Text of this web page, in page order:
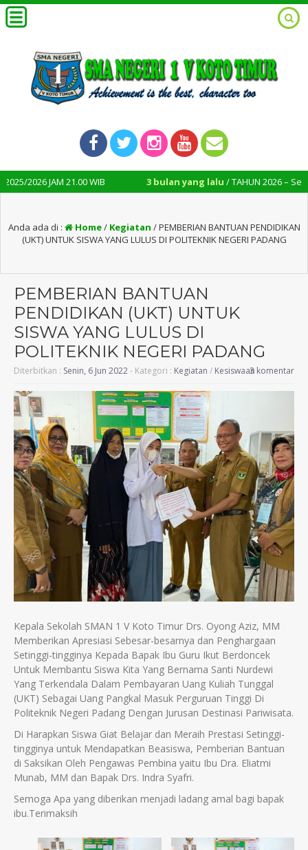
21.00 WIB 3 bulan yang lalu/ TAHUN 2026 – Selamat
Anda ada di : Home/ Kegiatan /PEMBERIAN BANTUAN PENDIDIKAN
(UKT) UNTUK SISWA YANG LULUS DI POLITEKNIK NEGERI PADANG
PEMBERIAN BANTUAN
PENDIDIKAN (UKT) UNTUK
SISWA YANG LULUS DI
POLITEKNIK NEGERI PADANG
Diterbitkan : Senin, 6 Jun 2022- Kategori : Kegiatan / Kesiswaan3 komentar
Kepala Sekolah SMAN 1 V Koto Timur Drs. Oyong Aziz, MM
Memberikan Apresiasi Sebesar-besarnya dan Penghargaan
Setinggi-tingginya Kepada Bapak Ibu Guru Ikut Berdoncek
Untuk Membantu Siswa Kita Yang Bernama Santi Nurdewi
Yang Terkendala Dalam Pembayaran Uang Kuliah Tunggal
(UKT) Sebagai Uang Pangkal Masuk Perguruan Tinggi Di
Politeknik Negeri Padang Dengan Jurusan Destinasi Pariwisata.
Di Harapkan Siswa Giat Belajar dan Meraih Prestasi Setinggi-
tingginya untuk Mendapatkan Beasiswa, Pemberian Bantuan
di Saksikan Oleh Pengawas Pembina yaitu Ibu Dra. Eliatmi
Munab, MM dan Bapak Drs. Indra Syafri.
Semoga Apa yang diberikan menjadi ladang amal bagi bapak
ibu.Terimaksih